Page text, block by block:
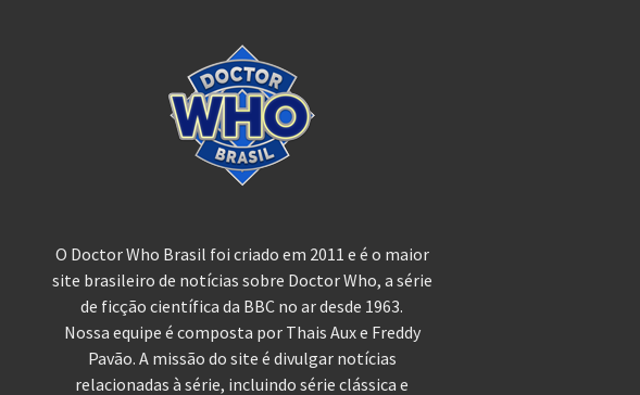
O Doctor Who Brasil foi criado em 2011 e é o maior
site brasileiro de notícias sobre Doctor Who, a série
de ficção científica da BBC no ar desde 1963.
Nossa equipe é composta por Thais Aux e Freddy
Pavão. A missão do site é divulgar notícias
relacionadas à série, incluindo série clássica e